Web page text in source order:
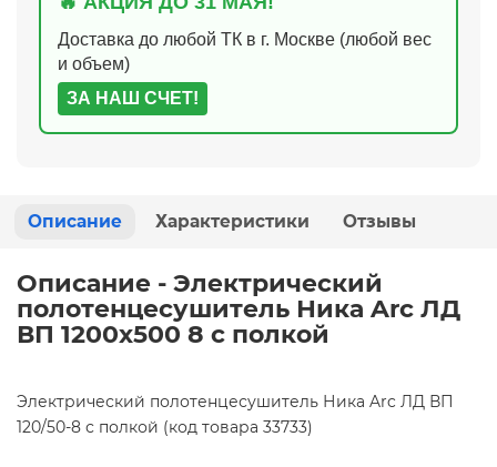
Доставка до любой ТК в г. Москве (любой вес
и объем)
ЗА НАШ СЧЕТ!
Описание Характеристики Отзывы
Описание - Электрический
полотенцесушитель Ника Arc ЛД
ВП 1200x500 8 с полкой
Электрический полотенцесушитель Ника Arc ЛД ВП
120/50-8 с полкой (код товара 33733)